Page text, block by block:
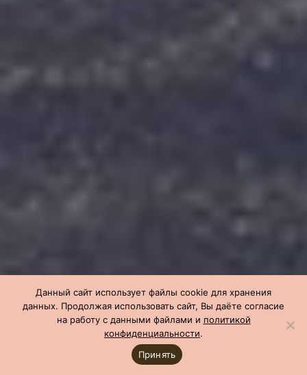
Данный сайт использует файлы cookie для хранения
данных. Продолжая использовать сайт, Вы даёте согласие
на работу с данными файлами и политикой
конфиденциальности.
Принять